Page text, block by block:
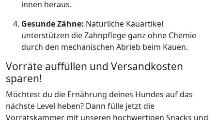
innen heraus.
Gesunde Zähne: Natürliche Kauartikel
unterstützen die Zahnpflege ganz ohne Chemie
durch den mechanischen Abrieb beim Kauen.
Vorräte auffüllen und Versandkosten
sparen!
Möchtest du die Ernährung deines Hundes auf das
nächste Level heben? Dann fülle jetzt die
Vorratskammer mit unseren hochwertigen Snacks und